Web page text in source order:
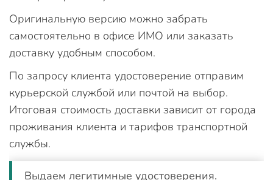
Оригинальную версию можно забрать
самостоятельно в офисе ИМО или заказать
доставку удобным способом.
По запросу клиента удостоверение отправим
курьерской службой или почтой на выбор.
Итоговая стоимость доставки зависит от города
проживания клиента и тарифов транспортной
службы.
Выдаем легитимные удостоверения.